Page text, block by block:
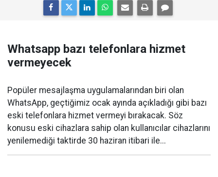
Whatsapp bazı telefonlara hizmet
vermeyecek
Popüler mesajlaşma uygulamalarından biri olan
WhatsApp, geçtiğimiz ocak ayında açıkladığı gibi bazı
eski telefonlara hizmet vermeyi bırakacak. Söz
konusu eski cihazlara sahip olan kullanıcılar cihazlarını
yenilemediği taktirde 30 haziran itibari ile...